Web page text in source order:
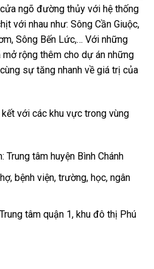
ngõ đường thủy với hệ thống
với nhau như: Sông Cần Giuộc,
Sông Bến Lức,… Với những
rộng thêm cho dự án những
sự tăng nhanh về giá trị của
với các khu vực trong vùng
Trung tâm huyện Bình Chánh
bệnh viện, trường, học, ngân
tâm quận 1, khu đô thị Phú